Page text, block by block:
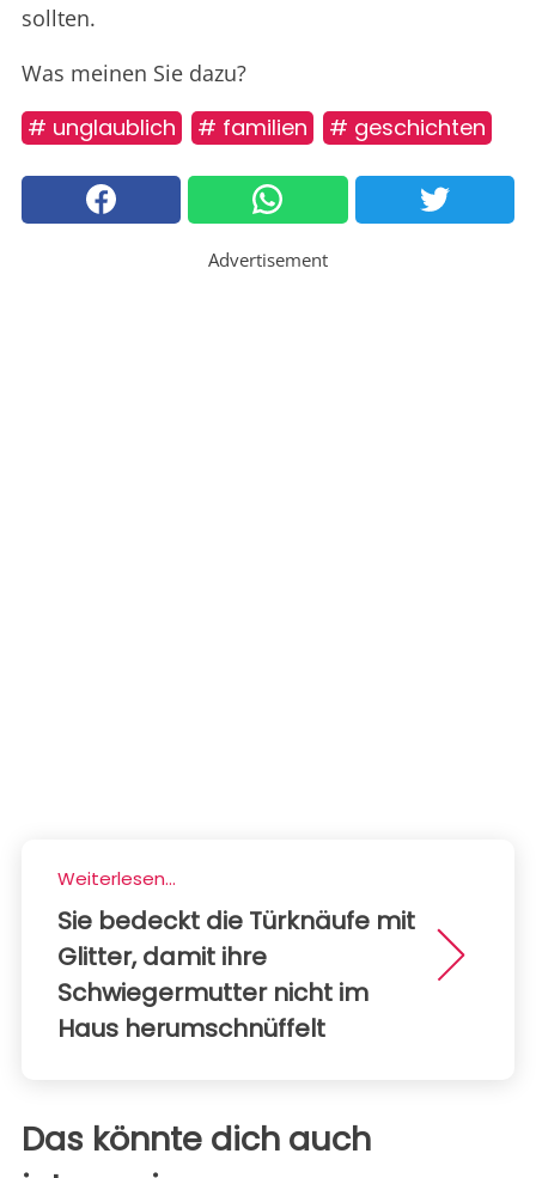
sollten.
Was meinen Sie dazu?
# unglaublich # familien # geschichten
Advertisement
Weiterlesen...
Sie bedeckt die Türknäufe mit
Glitter, damit ihre
Schwiegermutter nicht im
Haus herumschnüffelt
Das könnte dich auch